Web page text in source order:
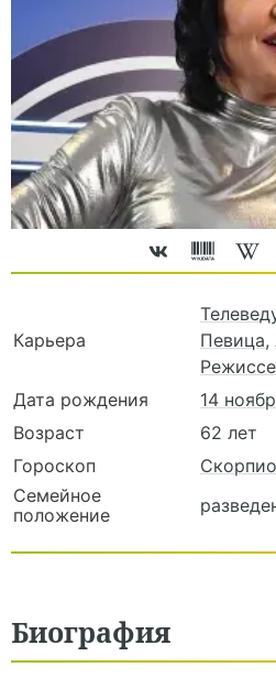
Карьера
Певица,
Дата рождения
14
Возраст
62 лет
Гороскоп
Семейное
положение
Биография